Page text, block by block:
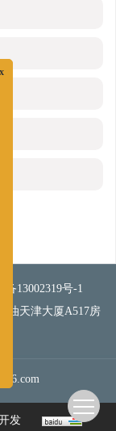
备13002319号-1
油天津大厦A517房
发
x